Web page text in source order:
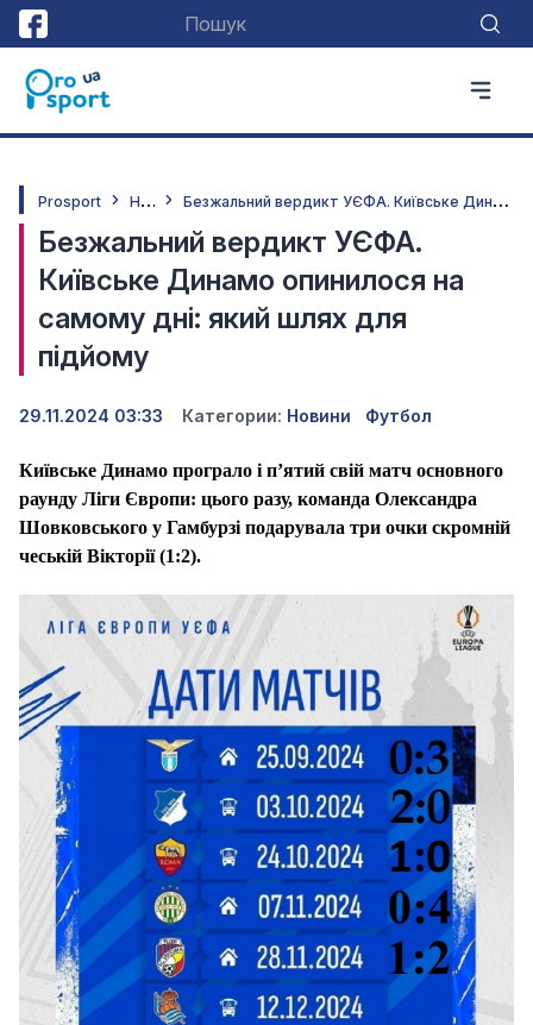
Prosport Н
овини Б
езжальний вердикт УЄФА. Київське Динамо опинилося на самому дні: який шлях для підйому
Безжальний вердикт УЄФА.
Київське Динамо опинилося на
самому дні: який шлях для
підйому
29.11.2024 03:33 Категории: Новини Футбол
Київське Динамо програло і п’ятий свій матч основного
раунду Ліги Європи: цього разу, команда Олександра
Шовковського у Гамбурзі подарувала три очки скромній
чеській Вікторії (1:2).